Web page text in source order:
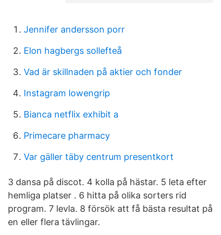
Jennifer andersson porr
Elon hagbergs sollefteå
Vad är skillnaden på aktier och fonder
Instagram lowengrip
Bianca netflix exhibit a
Primecare pharmacy
Var gäller täby centrum presentkort
3 dansa på discot. 4 kolla på hästar. 5 leta efter
hemliga platser . 6 hitta på olika sorters rid
program. 7 levla. 8 försök att få bästa resultat på
en eller flera tävlingar.